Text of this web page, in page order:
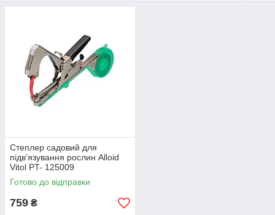
Степлер садовий для
підв'язування рослин Alloid
Vitol PT- 125009
Готово до відправки
759 ₴